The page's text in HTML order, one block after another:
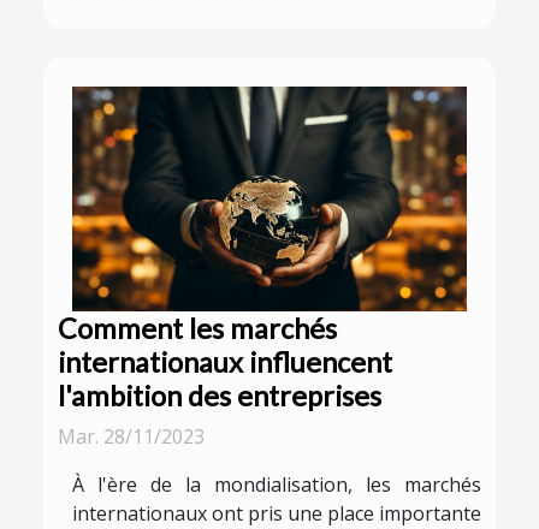
Comment les marchés
internationaux influencent
l'ambition des entreprises
Mar. 28/11/2023
À l'ère de la mondialisation, les marchés
internationaux ont pris une place importante